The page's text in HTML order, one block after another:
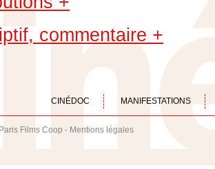
commentaire +
CINÉDOC MANIFESTATIONS
Films Coop - Mentions légales